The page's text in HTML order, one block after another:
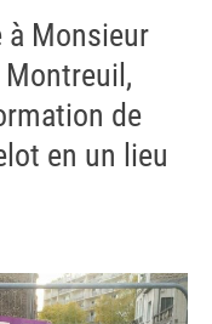
Monsieur
Montreuil,
de
en un lieu